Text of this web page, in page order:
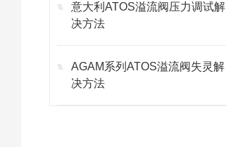
意大利ATOS溢流阀压力调试解
决方法
AGAM系列ATOS溢流阀失灵解
决方法